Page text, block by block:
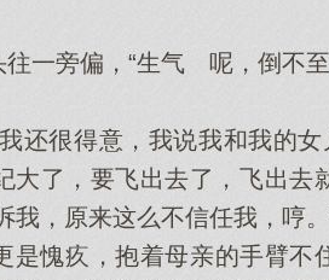
旁偏，“生气 呢，倒不至
很得意，我说我和我的女
大了，要飞出去了，飞出去
我，原来这么不信任我，哼。
愧疚，抱着母亲的手臂不